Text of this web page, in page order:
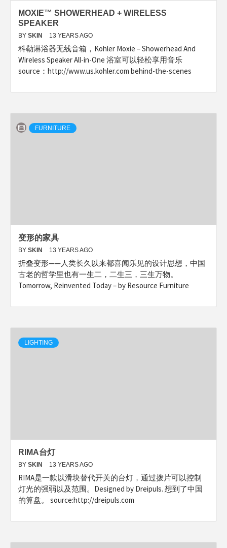
MOXIE™ SHOWERHEAD + WIRELESS
SPEAKER
BY SKIN 13 YEARS AGO
科勒淋浴器无线音箱，Kohler Moxie – Showerhead And
Wireless Speaker All-in-One 浴室可以轻松享用音乐
source：http://www.us.kohler.com behind-the-scenes
FURNITURE
变形的家具
BY SKIN 13 YEARS AGO
折叠变形——人类长久以来都喜闻乐见的设计思想，中国
古老的哲学里也有一生二，二生三，三生万物。
Tomorrow, Reinvented Today – by Resource Furniture
LIGHTING
RIMA台灯
BY SKIN 13 YEARS AGO
RIMA是一款以滑块替代开关的台灯，通过拨片可以控制
灯光的强弱以及范围。Designed by Dreipuls. 想到了中国
的算盘。 source:http://dreipuls.com